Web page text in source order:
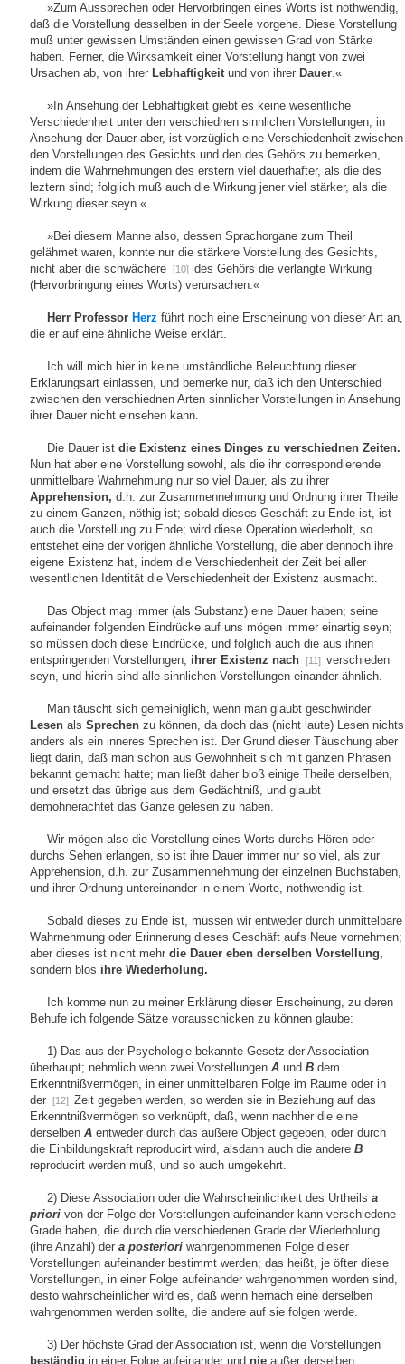
»Zum Aussprechen oder Hervorbringen eines Worts ist nothwendig,
daß die Vorstellung desselben in der Seele vorgehe. Diese Vorstellung
muß unter gewissen Umständen einen gewissen Grad von Stärke
haben. Ferner, die Wirksamkeit einer Vorstellung hängt von zwei
Ursachen ab, von ihrer Lebhaftigkeitund von ihrer Dauer.«
»In Ansehung der Lebhaftigkeit giebt es keine wesentliche
Verschiedenheit unter den verschiednen sinnlichen Vorstellungen; in
Ansehung der Dauer aber, ist vorzüglich eine Verschiedenheit zwischen
den Vorstellungen des Gesichts und den des Gehörs zu bemerken,
indem die Wahrnehmungen des erstern viel dauerhafter, als die des
leztern sind; folglich muß auch die Wirkung jener viel stärker, als die
Wirkung dieser seyn.«
»Bei diesem Manne also, dessen Sprachorgane zum Theil
gelähmet waren, konnte nur die stärkere Vorstellung des Gesichts,
nicht aber die schwächere
[10] des Gehörs die verlangte Wirkung
(Hervorbringung eines Worts) verursachen.«
Herr Professor Herz führt noch eine Erscheinung von dieser Art an,
die er auf eine ähnliche Weise erklärt.
Ich will mich hier in keine umständliche Beleuchtung dieser
Erklärungsart einlassen, und bemerke nur, daß ich den Unterschied
zwischen den verschiednen Arten sinnlicher Vorstellungen in Ansehung
ihrer Dauer nicht einsehen kann.
Die Dauer istdie Existenz eines Dinges zu verschiednen Zeiten.
Nun hat aber eine Vorstellung sowohl, als die ihr correspondierende
unmittelbare Wahrnehmung nur so viel Dauer, als zu ihrer
Apprehension, d.h. zur Zusammennehmung und Ordnung ihrer Theile
zu einem Ganzen, nöthig ist; sobald dieses Geschäft zu Ende ist, ist
auch die Vorstellung zu Ende; wird diese Operation wiederholt, so
entstehet eine der vorigen ähnliche Vorstellung, die aber dennoch ihre
eigene Existenz hat, indem die Verschiedenheit der Zeit bei aller
wesentlichen Identität die Verschiedenheit der Existenz ausmacht.
Das Object mag immer (als Substanz) eine Dauer haben; seine
aufeinander folgenden Eindrücke auf uns mögen immer einartig seyn;
so müssen doch diese Eindrücke, und folglich auch die aus ihnen
entspringenden Vorstellungen, ihrer Existenz nach [11] verschieden
seyn, und hierin sind alle sinnlichen Vorstellungen einander ähnlich.
Man täuscht sich gemeiniglich, wenn man glaubt geschwinder
Lesen als Sprechen zu können, da doch das (nicht laute) Lesen nichts
anders als ein inneres Sprechen ist. Der Grund dieser Täuschung aber
liegt darin, daß man schon aus Gewohnheit sich mit ganzen Phrasen
bekannt gemacht hatte; man ließt daher bloß einige Theile derselben,
und ersetzt das übrige aus dem Gedächtniß, und glaubt
demohnerachtet das Ganze gelesen zu haben.
Wir mögen also die Vorstellung eines Worts durchs Hören oder
durchs Sehen erlangen, so ist ihre Dauer immer nur so viel, als zur
Apprehension, d.h. zur Zusammennehmung der einzelnen Buchstaben,
und ihrer Ordnung untereinander in einem Worte, nothwendig ist.
Sobald dieses zu Ende ist, müssen wir entweder durch unmittelbare
Wahrnehmung oder Erinnerung dieses Geschäft aufs Neue vornehmen;
aber dieses ist nicht mehr die Dauer eben derselben Vorstellung,
sondern blos ihre Wiederholung.
Ich komme nun zu meiner Erklärung dieser Erscheinung, zu deren
Behufe ich folgende Sätze vorausschicken zu können glaube:
1) Das aus der Psychologie bekannte Gesetz der Association
überhaupt; nehmlich wenn zwei Vorstellungen A und B dem
Erkenntnißvermögen, in einer unmittelbaren Folge im Raume oder in
der
[12] Zeit gegeben werden, so werden sie in Beziehung auf das
Erkenntnißvermögen so verknüpft, daß, wenn nachher die eine
derselben A entweder durch das äußere Object gegeben, oder durch
die Einbildungskraft reproducirt wird, alsdann auch die andere B
reproducirt werden muß, und so auch umgekehrt.
2) Diese Association oder die Wahrscheinlichkeit des Urtheilsa
priori von der Folge der Vorstellungen aufeinander kann verschiedene
Grade haben, die durch die verschiedenen Grade der Wiederholung
(ihre Anzahl) der a posteriori wahrgenommenen Folge dieser
Vorstellungen aufeinander bestimmt werden; das heißt, je öfter diese
Vorstellungen, in einer Folge aufeinander wahrgenommen worden sind,
desto wahrscheinlicher wird es, daß wenn hernach eine derselben
wahrgenommen werden sollte, die andere auf sie folgen werde.
3) Der höchste Grad der Association ist, wenn die Vorstellungen
beständig in einer Folge aufeinander und nie außer derselben